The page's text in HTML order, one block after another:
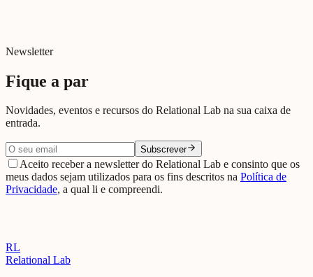
Newsletter
Fique a par
Novidades, eventos e recursos do Relational Lab na sua caixa de
entrada.
Subscrever
Aceito receber a newsletter do Relational Lab e consinto que os
meus dados sejam utilizados para os fins descritos na Política de
Privacidade, a qual li e compreendi.
RL
Relational Lab